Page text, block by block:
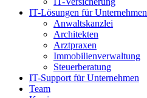
IT-Lösungen für Unternehmen
Anwaltskanzlei
Architekten
Arztpraxen
Immobilienverwaltung
Steuerberatung
IT-Support für Unternehmen
Team